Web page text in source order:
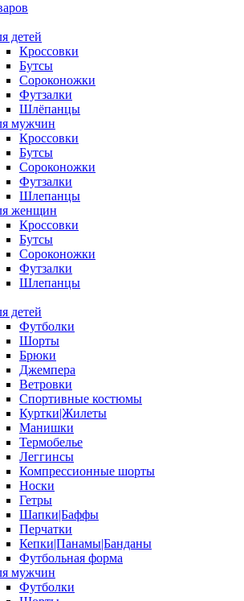
детей
Кроссовки
Бутсы
Сороконожки
Футзалки
Шлёпанцы
мужчин
Кроссовки
Бутсы
Сороконожки
Футзалки
Шлепанцы
женщин
Кроссовки
Бутсы
Сороконожки
Футзалки
Шлепанцы
детей
Футболки
Шорты
Брюки
Джемпера
Ветровки
Спортивные костюмы
Куртки|Жилеты
Манишки
Термобелье
Леггинсы
Компрессионные шорты
Носки
Гетры
Шапки|Баффы
Перчатки
Кепки|Панамы|Банданы
Футбольная форма
мужчин
Футболки